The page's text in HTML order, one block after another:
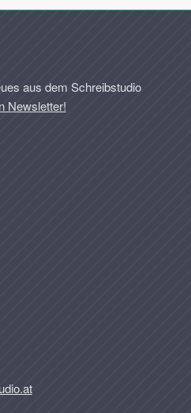
aus dem Schreibstudio
Newsletter!